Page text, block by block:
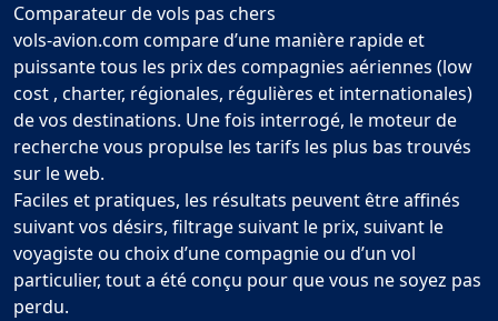
Comparateur de vols pas chers
vols-avion.com compare d’une manière rapide et
puissante tous les prix des compagnies aériennes (low
cost , charter, régionales, régulières et internationales)
de vos destinations. Une fois interrogé, le moteur de
recherche vous propulse les tarifs les plus bas trouvés
sur le web.
Faciles et pratiques, les résultats peuvent être affinés
suivant vos désirs, filtrage suivant le prix, suivant le
voyagiste ou choix d’une compagnie ou d’un vol
particulier, tout a été conçu pour que vous ne soyez pas
perdu.